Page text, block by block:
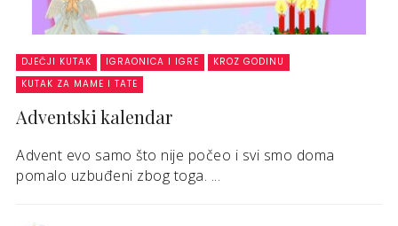
DJEČJI KUTAK IGRAONICA I IGRE
KROZ GODINU
KUTAK ZA MAME I TATE
Adventski kalendar
Advent evo samo što nije počeo i svi smo doma
pomalo uzbuđeni zbog toga. ...